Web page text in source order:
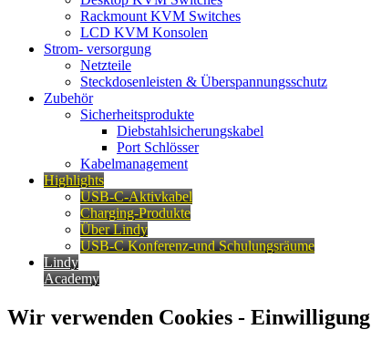
Rackmount KVM Switches
LCD KVM Konsolen
Strom- versorgung
Netzteile
Steckdosenleisten & Überspannungsschutz
Zubehör
Sicherheitsprodukte
Diebstahlsicherungskabel
Port Schlösser
Kabelmanagement
Highlights
USB-C-Aktivkabel
Charging-Produkte
Über Lindy
USB-C Konferenz-und Schulungsräume
Lindy
Academy
Wir verwenden Cookies - Einwilligung